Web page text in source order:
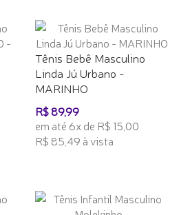
Tênis Bebê Masculino
Linda Jú Urbano -
MARINHO
R$ 89,99
em até 6x de R$ 15,00
R$ 85,49 à vista